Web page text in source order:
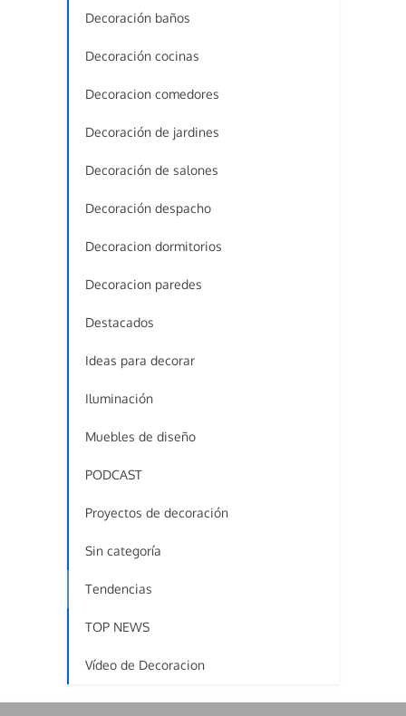
Decoración baños
Decoración cocinas
Decoracion comedores
Decoración de jardines
Decoración de salones
Decoración despacho
Decoracion dormitorios
Decoracion paredes
Destacados
Ideas para decorar
Iluminación
Muebles de diseño
PODCAST
Proyectos de decoración
Sin categoría
Tendencias
TOP NEWS
Vídeo de Decoracion